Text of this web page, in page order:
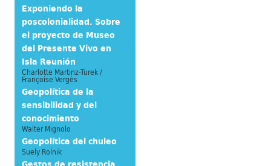
Exponiendo la
poscolonialidad. Sobre
el proyecto de Museo
del Presente Vivo en
Isla Reunión
Charlotte Martinz-Turek /
Françoise Vergès
Geopolítica de la
sensibilidad y del
conocimiento
Walter Mignolo
Geopolítica del chuleo
Suely Rolnik